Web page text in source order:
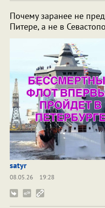
Почему заранее не
Питере, а не в
satyr
08.05.26
19:28